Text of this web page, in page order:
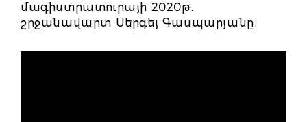
մագիստրատուրայի 2020թ․
շրջանավարտ Սերգեյ Գասպարյանը։